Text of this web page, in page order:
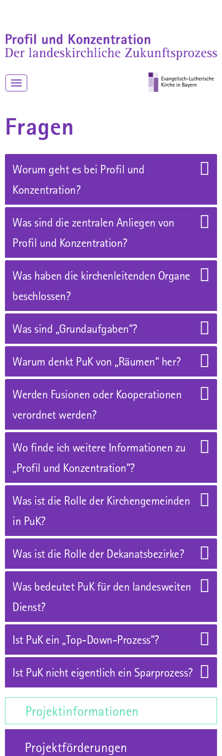
Toggle
navigation
Fragen
Worum geht es bei Profil und
Konzentration?
Was sind die zentralen Anliegen von
Profil und Konzen­tration?
Was haben die kirchenleitenden Organe
beschlossen?
Was sind „Grundaufgaben“?
Warum denkt PuK von „Räumen“ her?
Werden Fusionen oder Kooperationen
verordnet werden?
Wo finde ich weitere Informationen zu
„Profil und Konzen­tration“?
Was ist die Rolle der Kirchengemeinden
in PuK?
Was ist die Rolle der Dekanatsbezirke?
Was bedeutet PuK für den landesweiten
Dienst?
Ist PuK ein „Top-Down-Prozess“?
Ist PuK nicht eigentlich ein Sparprozess?
Projektinformationen
Projektförderungen